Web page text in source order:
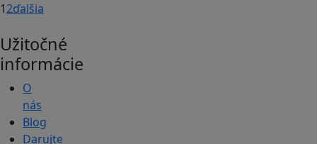
12ďalšia
Užitočné
informácie
O
nás
Blog
Darujte